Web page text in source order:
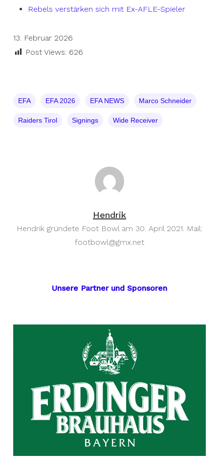
Rebels verstärken sich mit Ex-AFLE-Spieler
13. Februar 2026
Post Views: 626
EFA EFA 2026 EFA NEWS Marco Schneider
Raiders Tirol Signings Wide Receiver
Hendrik
Hendrik gründete Foot Bowl am 30. April 2021. Mail:
footbowl@gmx.net
Unsere Partner und Sponsoren